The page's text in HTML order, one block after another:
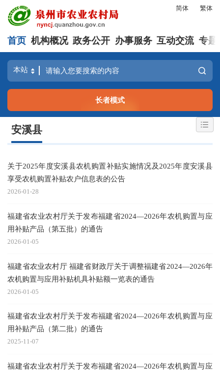
简体 繁体
首页 机构概况 政务公开 办事服务 互动交流 专题
长者模式
安溪县
关于2025年度安溪县农机购置补贴实施情况及2025年度安溪县
享受农机购置补贴农户信息表的公告
2026-01-28
福建省农业农村厅关于发布福建省2024—2026年农机购置与应
用补贴产品（第五批）的通告
2026-01-05
福建省农业农村厅 福建省财政厅关于调整福建省2024—2026年
农机购置与应用补贴机具补贴额一览表的通告
2026-01-05
福建省农业农村厅关于发布福建省2024—2026年农机购置与应
用补贴产品（第二批）的通告
2025-11-07
福建省农业农村厅关于发布福建省2024—2026年农机购置与应